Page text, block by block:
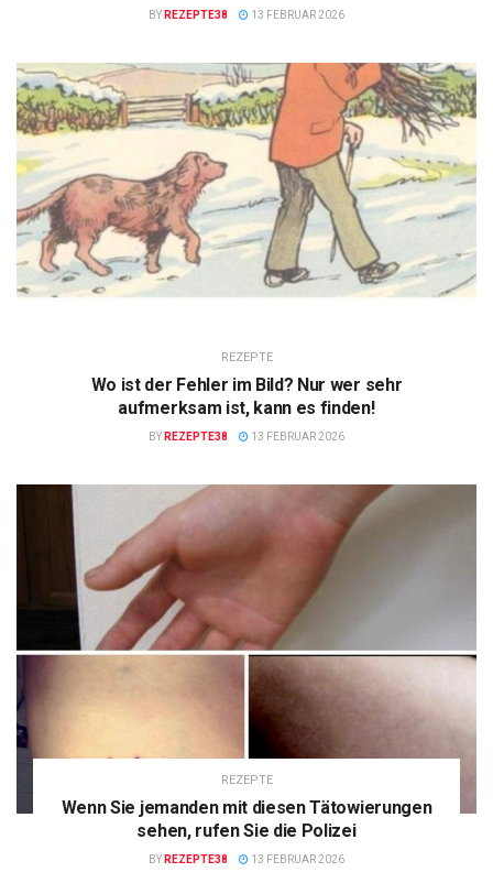
BY REZEPTE38 13 FEBRUAR 2026
REZEPTE
Wo ist der Fehler im Bild? Nur wer sehr
aufmerksam ist, kann es finden!
BY REZEPTE38 13 FEBRUAR 2026
REZEPTE
Wenn Sie jemanden mit diesen Tätowierungen
sehen, rufen Sie die Polizei
BY REZEPTE38 13 FEBRUAR 2026